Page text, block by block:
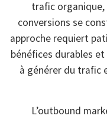
trafic
conversions se
approche requiert
bénéfices durables
à générer du trafic
L’outbound